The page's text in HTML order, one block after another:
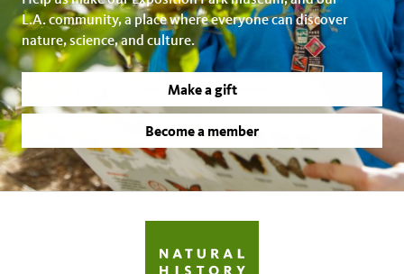
L.A. community, a place where everyone can discover
nature, science, and culture.
Make a gift
Become a member